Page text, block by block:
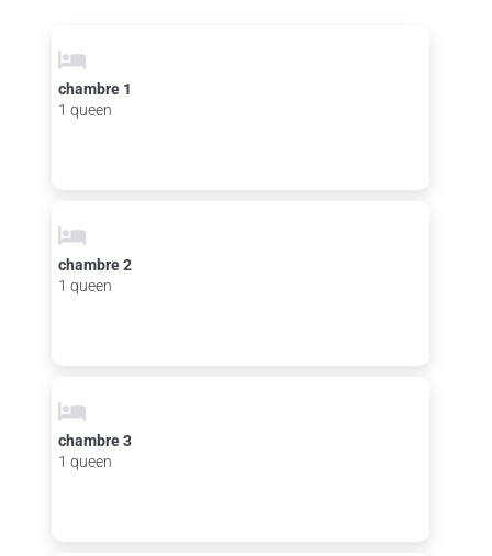
chambre 1
1 queen
chambre 2
1 queen
chambre 3
1 queen